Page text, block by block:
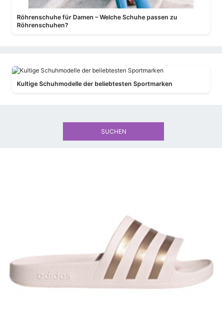
Röhrenschuhe für Damen – Welche Schuhe passen zu
Röhrenschuhen?
Kultige Schuhmodelle der beliebtesten Sportmarken
SUCHEN